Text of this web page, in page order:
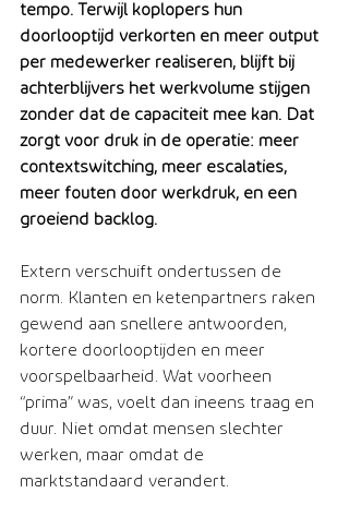
tempo. Terwijl koplopers hun
doorlooptijd verkorten en meer output
per medewerker realiseren, blijft bij
achterblijvers het werkvolume stijgen
zonder dat de capaciteit mee kan. Dat
zorgt voor druk in de operatie: meer
contextswitching, meer escalaties,
meer fouten door werkdruk, en een
groeiend backlog.
Extern verschuift ondertussen de
norm. Klanten en ketenpartners raken
gewend aan snellere antwoorden,
kortere doorlooptijden en meer
voorspelbaarheid. Wat voorheen
“prima” was, voelt dan ineens traag en
duur. Niet omdat mensen slechter
werken, maar omdat de
marktstandaard verandert.